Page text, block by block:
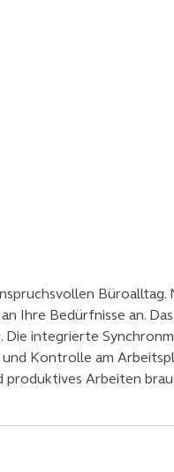
Büroalltag.
Ihre Bedürfnisse an.
integrierte
Kontrolle am
Arbeiten